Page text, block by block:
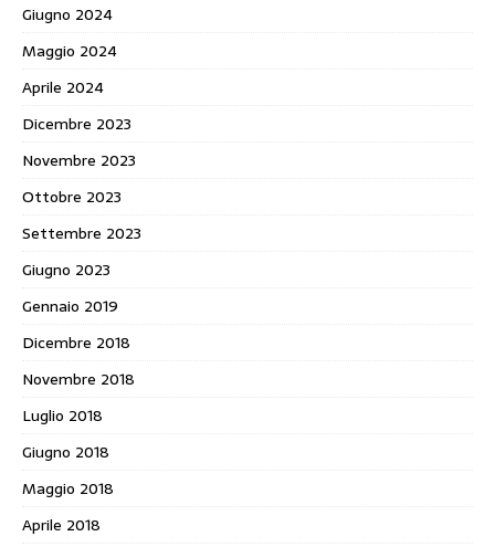
Giugno 2024
Maggio 2024
Aprile 2024
Dicembre 2023
Novembre 2023
Ottobre 2023
Settembre 2023
Giugno 2023
Gennaio 2019
Dicembre 2018
Novembre 2018
Luglio 2018
Giugno 2018
Maggio 2018
Aprile 2018